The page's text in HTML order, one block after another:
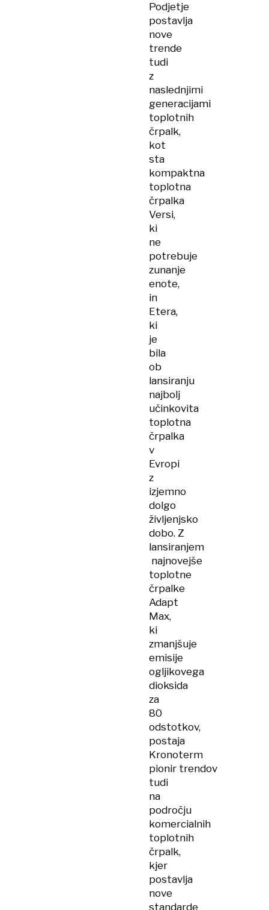
Podjetje
postavlja
nove
trende
tudi
z
naslednjimi
generacijami
toplotnih
črpalk,
kot
sta
kompaktna
toplotna
črpalka
Versi,
ki
ne
potrebuje
zunanje
enote,
in
Etera,
ki
je
bila
ob
lansiranju
najbolj
učinkovita
toplotna
črpalka
v
Evropi
z
izjemno
dolgo
življenjsko
dobo. Z
lansiranjem
najnovejše
toplotne
črpalke
Adapt
Max,
ki
zmanjšuje
emisije
ogljikovega
dioksida
za
80
odstotkov,
postaja
Kronoterm
pionir trendov
tudi
na
področju
komercialnih
toplotnih
črpalk,
kjer
postavlja
nove
standarde